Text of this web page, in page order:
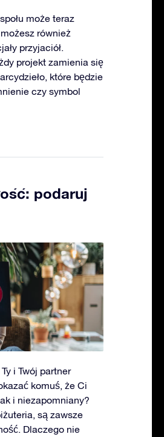
może teraz
również
przyjaciół.
projekt zamienia się
które będzie
czy symbol
podaruj
i Twój partner
komuś, że Ci
i niezapomniany?
są zawsze
Dlaczego nie